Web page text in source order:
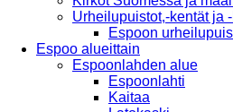
Urheilupuistot,-kentät ja
Espoon
Espoo alueittain
Espoonlahden alue
Espoonlahti
Kaitaa